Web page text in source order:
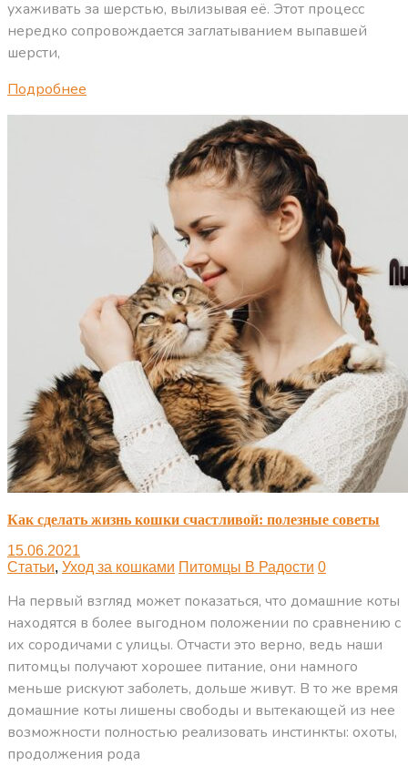
ухаживать за шерстью, вылизывая её. Этот процесс
нередко сопровождается заглатыванием выпавшей
шерсти,
Подробнее
Как сделать жизнь кошки счастливой: полезные советы
15.06.2021
Статьи, Уход за кошками Питомцы В Радости 0
На первый взгляд может показаться, что домашние коты
находятся в более выгодном положении по сравнению с
их сородичами с улицы. Отчасти это верно, ведь наши
питомцы получают хорошее питание, они намного
меньше рискуют заболеть, дольше живут. В то же время
домашние коты лишены свободы и вытекающей из нее
возможности полностью реализовать инстинкты: охоты,
продолжения рода